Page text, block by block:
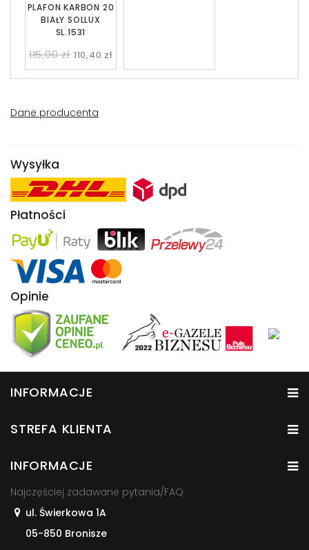
PLAFON KARBON 20
BIAŁY SOLLUX
SL.1531
115,00 zł 110,40 zł
Dane producenta
Wysyłka
Płatności
Opinie
INFORMACJE
STREFA KLIENTA
INFORMACJE
Najczęściej zadawane pytania/FAQ
ul. Świerkowa 1A
05-850 Bronisze